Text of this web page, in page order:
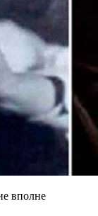
вполне